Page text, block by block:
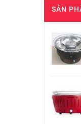
SẢN